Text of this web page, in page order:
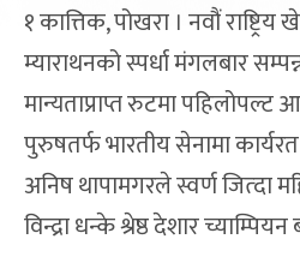
१ कात्तिक, पोखरा । नवौं
म्याराथनको स्पर्धा मंगलबार सम्पन्न
मान्यताप्राप्त रुटमा पहिलोपल्ट
पुरुषतर्फ भारतीय सेनामा
अनिष थापामगरले स्वर्ण जित्दा
विन्द्रा धन्के श्रेष्ठ देशार च्याम्पियन